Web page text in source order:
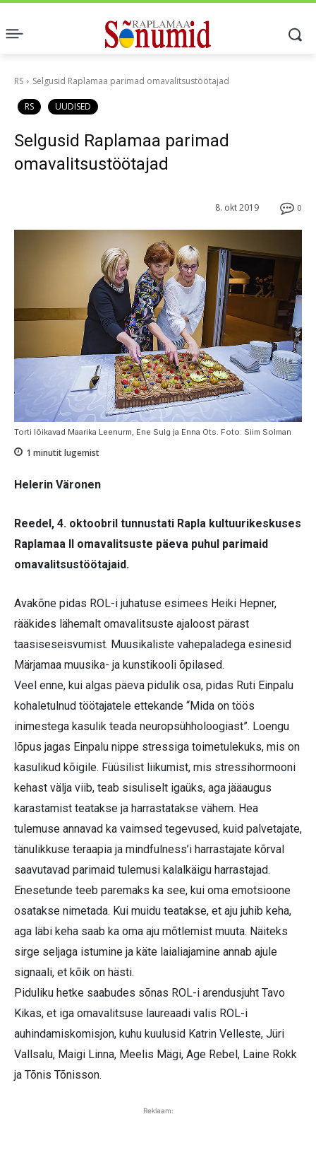
RS Selgusid Raplamaa parimad omavalitsustöötajad
RS UUDISED
Selgusid Raplamaa parimad
omavalitsustöötajad
0
8. okt 2019
Torti lõikavad Maarika Leenurm, Ene Sulg ja Enna Ots. Foto: Siim Solman
1 minutit lugemist
Helerin Väronen
Reedel, 4. oktoobril tunnustati Rapla kultuurikeskuses
Raplamaa II omavalitsuste päeva puhul parimaid
omavalitsustöötajaid.
Avakõne pidas ROL-i juhatuse esimees Heiki Hepner,
rääkides lähemalt omavalitsuste ajaloost pärast
taasiseseisvumist. Muusikaliste vahepaladega esinesid
Märjamaa muusika- ja kunstikooli õpilased.
Veel enne, kui algas päeva pidulik osa, pidas Ruti Einpalu
kohaletulnud töötajatele ettekande “Mida on töös
inimestega kasulik teada neuropsühholoogiast”. Loengu
lõpus jagas Einpalu nippe stressiga toimetulekuks, mis on
kasulikud kõigile. Füüsilist liikumist, mis stressihormooni
kehast välja viib, teab sisuliselt igaüks, aga jääaugus
karastamist teatakse ja harrastatakse vähem. Hea
tulemuse annavad ka vaimsed tegevused, kuid palvetajate,
tänulikkuse teraapia ja mindfulness’i harrastajate kõrval
saavutavad parimaid tulemusi kalalkäigu harrastajad.
Enesetunde teeb paremaks ka see, kui oma emotsioone
osatakse nimetada. Kui muidu teatakse, et aju juhib keha,
aga läbi keha saab ka oma aju mõtlemist muuta. Näiteks
sirge seljaga istumine ja käte laialiajamine annab ajule
signaali, et kõik on hästi.
Piduliku hetke saabudes sõnas ROL-i arendusjuht Tavo
Kikas, et iga omavalitsuse laureaadi valis ROL-i
auhindamiskomisjon, kuhu kuulusid Katrin Velleste, Jüri
Vallsalu, Maigi Linna, Meelis Mägi, Age Rebel, Laine Rokk
ja Tõnis Tõnisson.
Reklaam: